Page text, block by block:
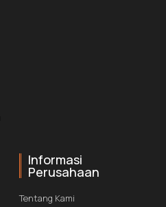
Informasi
Perusahaan
Tentang Kami